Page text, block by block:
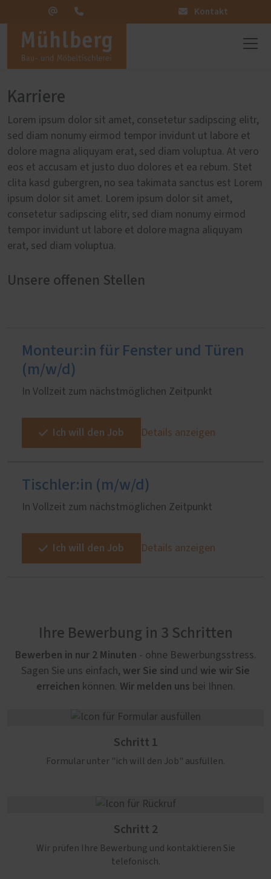
Kontakt
Karriere
Lorem ipsum dolor sit amet, consetetur sadipscing elitr,
sed diam nonumy eirmod tempor invidunt ut labore et
dolore magna aliquyam erat, sed diam voluptua. At vero
eos et accusam et justo duo dolores et ea rebum. Stet
clita kasd gubergren, no sea takimata sanctus est Lorem
ipsum dolor sit amet. Lorem ipsum dolor sit amet,
consetetur sadipscing elitr, sed diam nonumy eirmod
tempor invidunt ut labore et dolore magna aliquyam
erat, sed diam voluptua.
Unsere offenen Stellen
Monteur:in für Fenster und Türen
(m/w/d)
In Vollzeit zum nächstmöglichen Zeitpunkt
Ich will den Job Details anzeigen
Tischler:in (m/w/d)
In Vollzeit zum nächstmöglichen Zeitpunkt
Ich will den Job Details anzeigen
Ihre Bewerbung in 3 Schritten
Bewerben in nur 2 Minuten - ohne Bewerbungsstress.
Sagen Sie uns einfach, wer Sie sind und wie wir Sie
erreichen können. Wir melden uns bei Ihnen.
Schritt 1
Formular unter "ich will den Job" ausfüllen.
Schritt 2
Wir prüfen Ihre Bewerbung und kontaktieren Sie
telefonisch.